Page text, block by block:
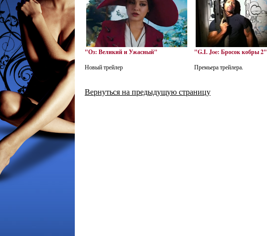
"Оз: Великий и Ужасный"
Новый трейлер
"G.I. Joe: Бросок кобры 2"
Премьера трейлера.
Вернуться на предыдущую страницу